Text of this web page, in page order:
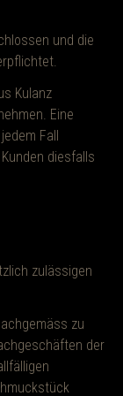
und die
Kulanz
Eine
Fall
diesfalls
zulässigen
zu
der